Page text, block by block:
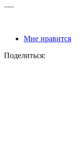
.....
Мне нравится
Поделиться: